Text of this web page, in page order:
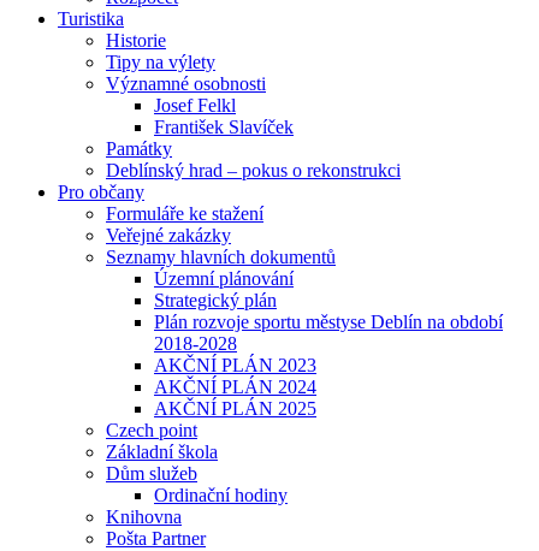
Turistika
Historie
Tipy na výlety
Významné osobnosti
Josef Felkl
František Slavíček
Památky
Deblínský hrad – pokus o rekonstrukci
Pro občany
Formuláře ke stažení
Veřejné zakázky
Seznamy hlavních dokumentů
Územní plánování
Strategický plán
Plán rozvoje sportu městyse Deblín na období
2018-2028
AKČNÍ PLÁN 2023
AKČNÍ PLÁN 2024
AKČNÍ PLÁN 2025
Czech point
Základní škola
Dům služeb
Ordinační hodiny
Knihovna
Pošta Partner